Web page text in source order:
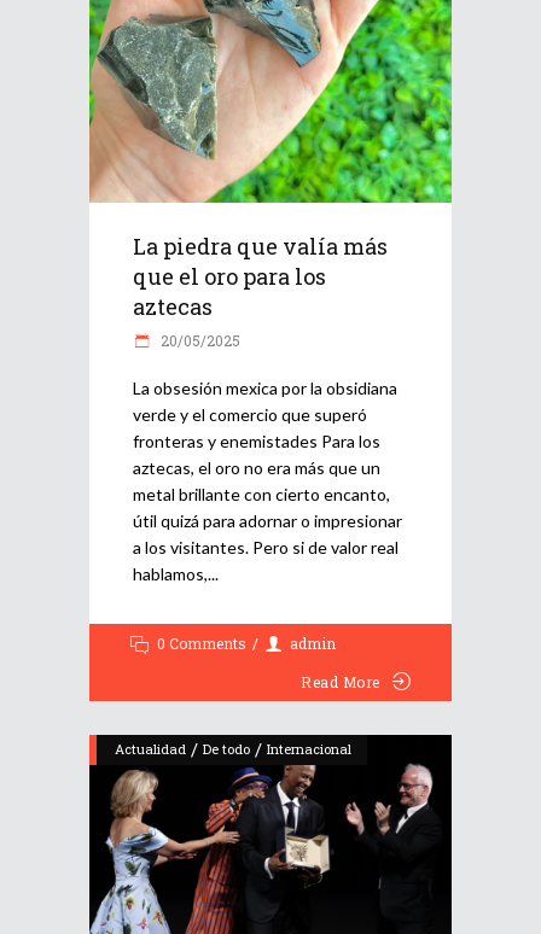
La piedra que valía más
que el oro para los
aztecas
20/05/2025
La obsesión mexica por la obsidiana
verde y el comercio que superó
fronteras y enemistades Para los
aztecas, el oro no era más que un
metal brillante con cierto encanto,
útil quizá para adornar o impresionar
a los visitantes. Pero si de valor real
hablamos,
0 Comments
admin
Read More
Actualidad / De todo / Internacional